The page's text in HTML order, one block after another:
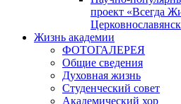
проект «Всегда
Жизнь академии
ФОТОГАЛЕРЕЯ
Общие сведения
Духовная жизнь
Студенческий совет
Академический хор